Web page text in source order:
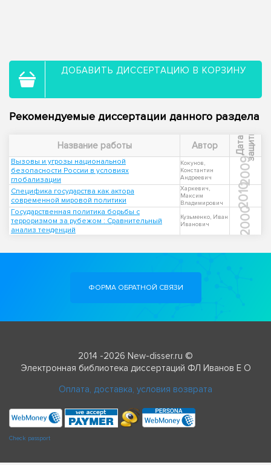
ДОБАВИТЬ ДИССЕРТАЦИЮ В КОРЗИНУ
Рекомендуемые диссертации данного раздела
Название работы Автор Д
а
т
а
з
а
щ
и
т ы
Вызовы и угрозы национальной
безопасности России в условиях
глобализации
Кокунов,
Константин
Андреевич
2009
Специфика государства как актора
современной мировой политики
Харкевич,
Максим
Владимирович
2010
Государственная политика борьбы с
терроризмом за рубежом : Сравнительный
анализ тенденций
Кузьменко, Иван
Иванович
2000
ФОРМА ОБРАТНОЙ СВЯЗИ
2014 -2026 New-disser.ru ©
Электронная библиотека диссертаций ФЛ Иванов Е О
Оплата, доставка, условия возврата
Check passport